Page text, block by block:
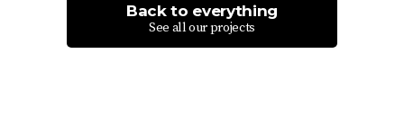
Back to everything
See all our projects